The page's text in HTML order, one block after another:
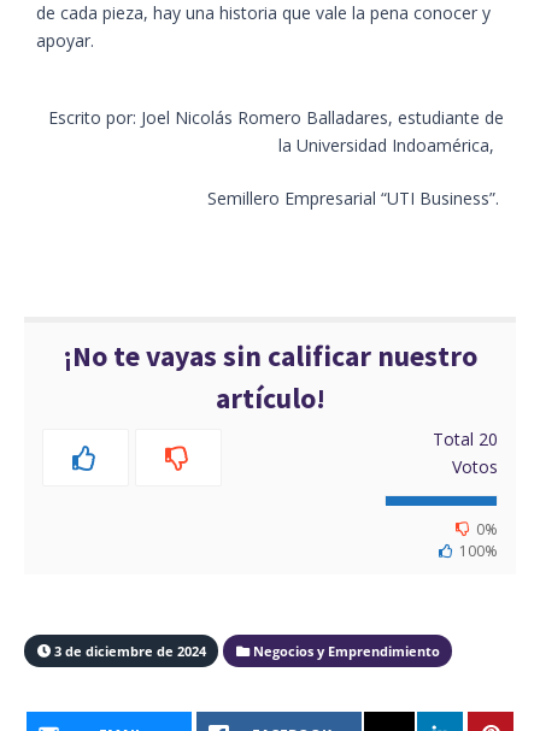
de cada pieza, hay una historia que vale la pena conocer y
apoyar.
Escrito por: Joel Nicolás Romero Balladares, estudiante de
la Universidad Indoamérica,
Semillero Empresarial “UTI Business”.
¡No te vayas sin calificar nuestro
artículo!
Total 20
Votos
0%
100%
3 de diciembre de 2024 Negocios y Emprendimiento